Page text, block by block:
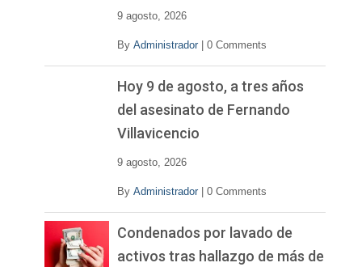
9 agosto, 2026
By Administrador 0 Comments
Hoy 9 de agosto, a tres años
del asesinato de Fernando
Villavicencio
9 agosto, 2026
By Administrador 0 Comments
Condenados por lavado de
activos tras hallazgo de más de